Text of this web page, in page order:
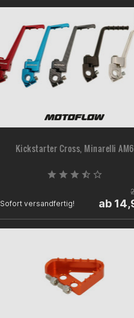
Kickstarter Cross, Minarelli AM6
Sofort versandfertig! ab